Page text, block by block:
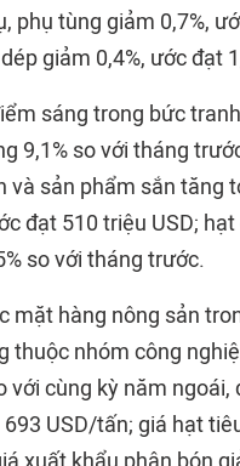
phụ tùng giảm 0,7%,
giảm 0,4%, ước đạt
sáng trong bức
9,1% so với tháng
sản phẩm sắn tăng
đạt 510 triệu USD;
so với tháng trước.
mặt hàng nông sản
nhóm công
cùng kỳ năm
USD/tấn; giá hạt
xuất khẩu phân bón